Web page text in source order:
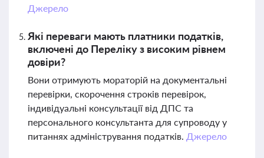
Джерело
Які переваги мають платники податків,
включені до Переліку з високим рівнем
довіри?
Вони отримують мораторій на документальні
перевірки, скорочення строків перевірок,
індивідуальні консультації від ДПС та
персонального консультанта для супроводу у
питаннях адміністрування податків. Джерело